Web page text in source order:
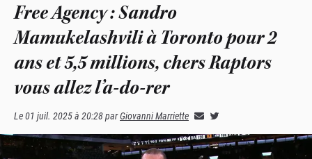
Free Agency : Sandro
Mamukelashvili à Toronto pour 2
ans et 5,5 millions, chers Raptors
vous allez l’a-do-rer
Le01 juil. 2025 à 20:28parGiovanni Marriette